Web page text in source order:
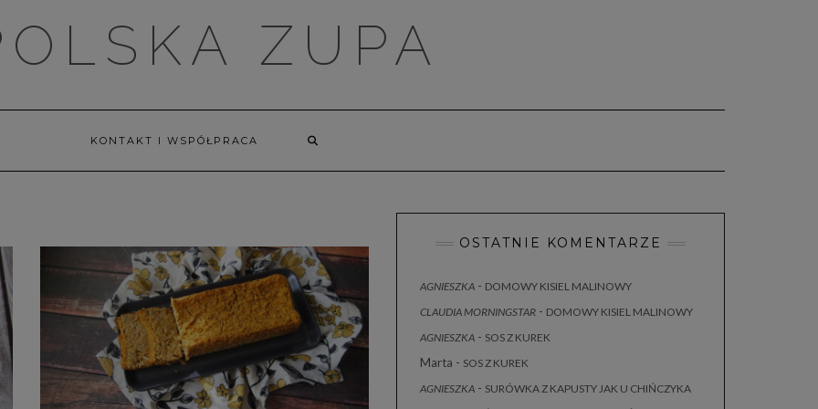
ZUPA
KONTAKT I WSPÓŁPRACA
OSTATNIE KOMENTARZE
AGNIESZKA - DOMOWY KISIEL MALINOWY
CLAUDIA MORNINGSTAR - DOMOWY KISIEL MALINOWY
AGNIESZKA - SOS Z KUREK
Marta - SOS Z KUREK
AGNIESZKA - SURÓWKA Z KAPUSTY JAK U CHIŃCZYKA